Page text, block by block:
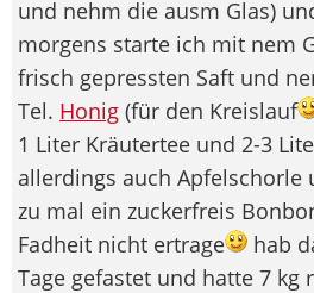
und nehm die ausm Glas)
morgens starte ich mit nem
frisch gepressten Saft und
Tel. Honig (für den Kreislauf
1 Liter Kräutertee und 2-3
allerdings auch Apfelschorle
zu mal ein zuckerfreis
Fadheit nicht ertrage
hab
Tage gefastet und hatte 7 kg